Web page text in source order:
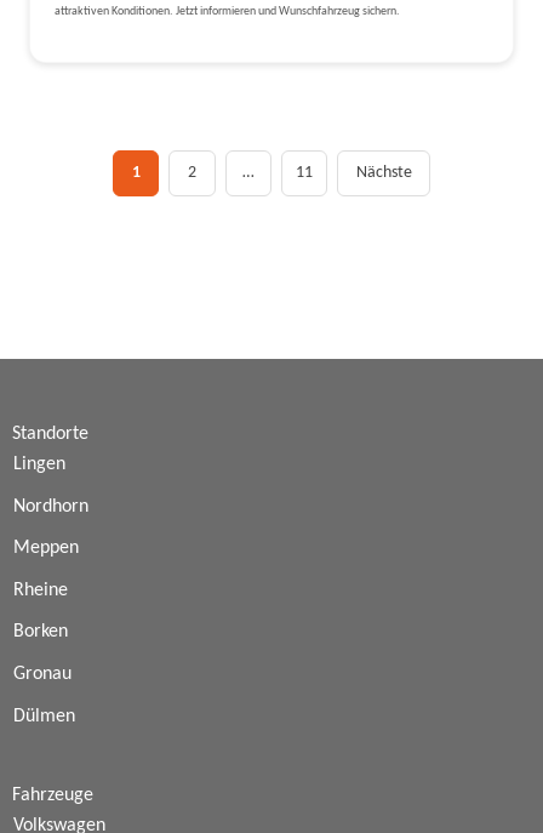
attraktiven Konditionen. Jetzt informieren und Wunschfahrzeug sichern.
Beitragsnavigation
1 2 … 11 Nächste
Standorte
Lingen
Nordhorn
Meppen
Rheine
Borken
Gronau
Dülmen
Fahrzeuge
Volkswagen